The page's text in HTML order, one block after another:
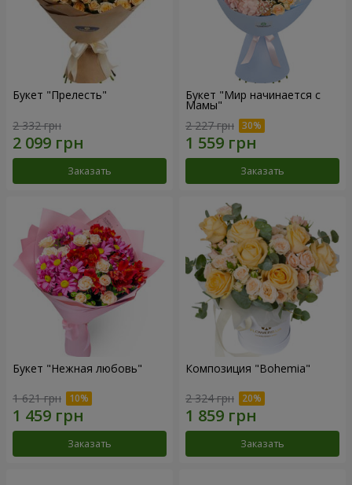
Букет "Прелесть"
2 332 грн
Заказать
Букет "Мир начинается с
Мамы"
2 227 грн
Заказать
Букет "Нежная любовь"
1 621 грн
Заказать
Композиция "Bohemia"
2 324 грн
Заказать